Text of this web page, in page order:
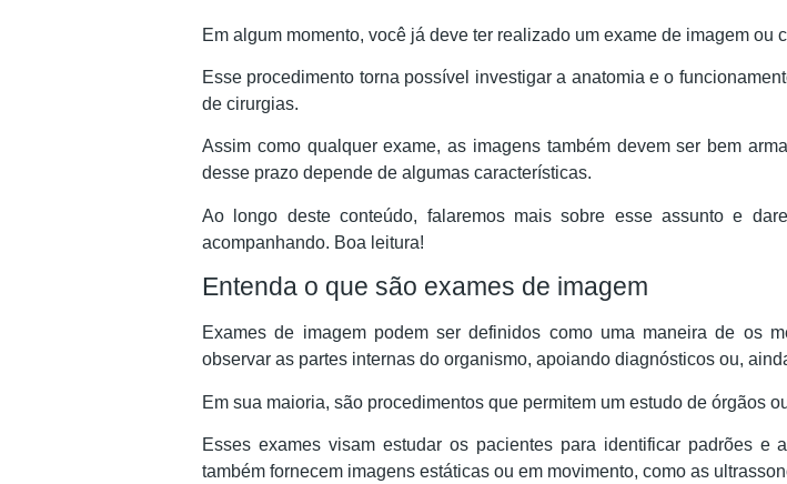
Em algum momento, você já deve ter realizado um exame de imagem ou
Esse procedimento torna possível investigar a anatomia e o
de cirurgias.
Assim como qualquer exame, as imagens também devem ser bem
desse prazo depende de algumas características.
Ao longo deste conteúdo, falaremos mais sobre esse assunto e
acompanhando. Boa leitura!
Entenda o que são exames de imagem
Exames de imagem podem ser definidos como uma maneira de os
observar as partes internas do organismo, apoiando diagnósticos ou,
Em sua maioria, são procedimentos que permitem um estudo de órgãos
Esses exames visam estudar os pacientes para identificar padrões
também fornecem imagens estáticas ou em movimento, como as